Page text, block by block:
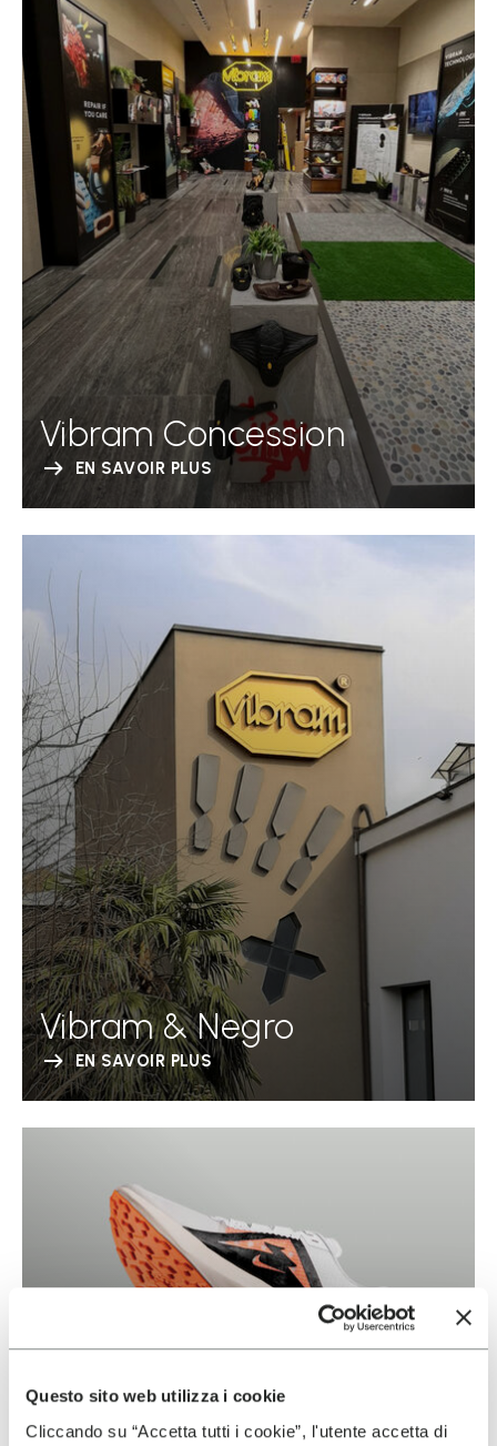
Questo sito web utilizza i cookie
Cliccando su “Accetta tutti i cookie”, l'utente accetta di
Vibram Concession
EN SAVOIR PLUS
Vibram & Negro
EN SAVOIR PLUS